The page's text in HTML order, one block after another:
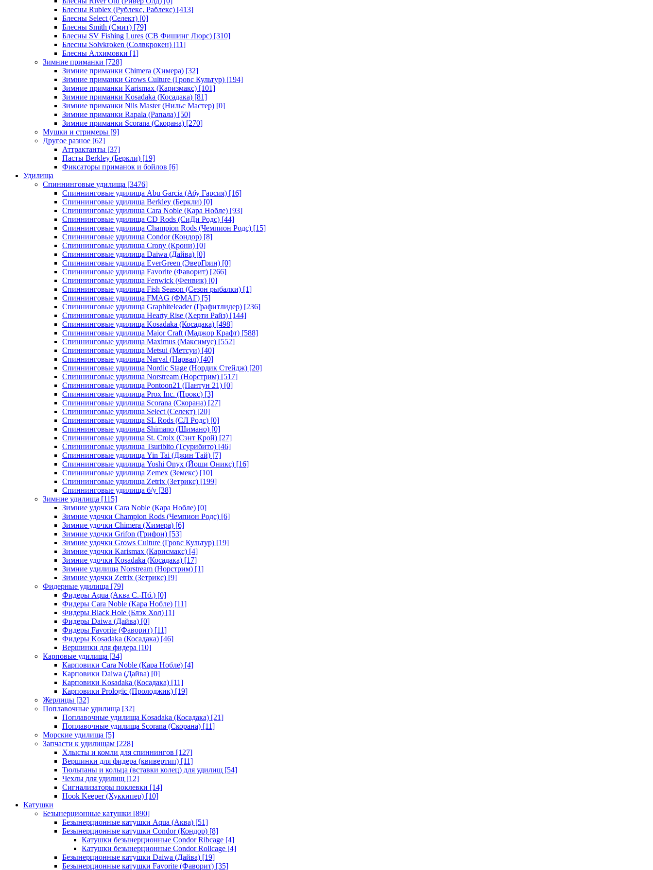
Блесны Rublex (Рублекс, Раблекс) [413]
Блесны Select (Селект) [0]
Блесны Smith (Смит) [79]
Блесны SV Fishing Lures (СВ Фишинг Люрс) [310]
Блесны Solvkroken (Солвкрокен) [11]
Блесны Алхимовки [1]
Зимние приманки [728]
Зимние приманки Chimera (Химера) [32]
Зимние приманки Grows Culture (Гровс Культур) [194]
Зимние приманки Karismax (Каризмакс) [101]
Зимние приманки Kosadaka (Косадака) [81]
Зимние приманки Nils Master (Нильс Мастер) [0]
Зимние приманки Rapala (Рапала) [50]
Зимние приманки Scorana (Скорана) [270]
Мушки и стримеры [9]
Другое разное [62]
Аттрактанты [37]
Пасты Berkley (Беркли) [19]
Фиксаторы приманок и бойлов [6]
Удилища
Спиннинговые удилища [3476]
Спиннинговые удилища Abu Garcia (Абу Гарсия) [16]
Спиннинговые удилища Berkley (Беркли) [0]
Спиннинговые удилища Cara Noble (Кара Нобле) [93]
Спиннинговые удилища CD Rods (СиДи Родс) [44]
Спиннинговые удилища Champion Rods (Чемпион Родс) [15]
Спиннинговые удилища Condor (Кондор) [8]
Спиннинговые удилища Crony (Крони) [0]
Спиннинговые удилища Daiwa (Дайва) [0]
Спиннинговые удилища EverGreen (ЭверГрин) [0]
Спиннинговые удилища Favorite (Фаворит) [266]
Спиннинговые удилища Fenwick (Фенвик) [0]
Спиннинговые удилища Fish Season (Сезон рыбалки) [1]
Спиннинговые удилища FMAG (ФМАГ) [5]
Спиннинговые удилища Graphiteleader (Графитлидер) [236]
Спиннинговые удилища Hearty Rise (Херти Райз) [144]
Спиннинговые удилища Kosadaka (Косадака) [498]
Спиннинговые удилища Major Craft (Маджор Крафт) [588]
Спиннинговые удилища Maximus (Максимус) [552]
Спиннинговые удилища Metsui (Метсуи) [40]
Спиннинговые удилища Narval (Нарвал) [40]
Спиннинговые удилища Nordic Stage (Нордик Стейдж) [20]
Спиннинговые удилища Norstream (Норстрим) [517]
Спиннинговые удилища Pontoon21 (Пантун 21) [0]
Спиннинговые удилища Prox Inc. (Прокс) [3]
Спиннинговые удилища Scorana (Скорана) [27]
Спиннинговые удилища Select (Селект) [20]
Спиннинговые удилища SL Rods (СЛ Родс) [0]
Спиннинговые удилища Shimano (Шимано) [0]
Спиннинговые удилища St. Croix (Сэнт Крой) [27]
Спиннинговые удилища Tsuribito (Тсурибито) [46]
Спиннинговые удилища Yin Tai (Джин Тай) [7]
Спиннинговые удилища Yoshi Onyx (Йоши Оникс) [16]
Спиннинговые удилища Zemex (Земекс) [10]
Спиннинговые удилища Zetrix (Зетрикс) [199]
Спиннинговые удилища б/у [38]
Зимние удилища [115]
Зимние удочки Cara Noble (Кара Нобле) [0]
Зимние удочки Champion Rods (Чемпион Родс) [6]
Зимние удочки Chimera (Химера) [6]
Зимние удочки Grifon (Грифон) [53]
Зимние удочки Grows Culture (Гровс Культур) [19]
Зимние удочки Karismax (Карисмакс) [4]
Зимние удочки Kosadaka (Косадака) [17]
Зимние удилища Norstream (Норстрим) [1]
Зимние удочки Zetrix (Зетрикс) [9]
Фидерные удилища [79]
Фидеры Aqua (Аква С.-Пб.) [0]
Фидеры Cara Noble (Кара Нобле) [11]
Фидеры Black Hole (Блэк Хол) [1]
Фидеры Daiwa (Дайва) [0]
Фидеры Favorite (Фаворит) [11]
Фидеры Kosadaka (Косадака) [46]
Вершинки для фидера [10]
Карповые удилища [34]
Карповики Cara Noble (Кара Нобле) [4]
Карповики Daiwa (Дайва) [0]
Карповики Kosadaka (Косадака) [11]
Карповики Prologic (Пролоджик) [19]
Жерлицы [32]
Поплавочные удилища [32]
Поплавочные удилища Kosadaka (Косадака) [21]
Поплавочные удилища Scorana (Скорана) [11]
Морские удилища [5]
Запчасти к удилищам [228]
Хлысты и комли для спиннингов [127]
Вершинки для фидера (квивертип) [11]
Тюльпаны и кольца (вставки колец) для удилищ [54]
Чехлы для удилищ [12]
Сигнализаторы поклевки [14]
Hook Keeper (Хуккипер) [10]
Катушки
Безынерционные катушки [890]
Безынерционные катушки Aqua (Аква) [51]
Безынерционные катушки Condor (Кондор) [8]
Катушки безынерционные Condor Ribcage [4]
Катушки безынерционные Condor Rollcage [4]
Безынерционные катушки Daiwa (Дайва) [19]
Безынерционные катушки Favorite (Фаворит) [35]